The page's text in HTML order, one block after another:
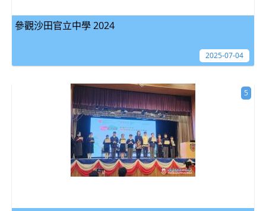
參觀沙田官立中學 2024
2025-07-04
5